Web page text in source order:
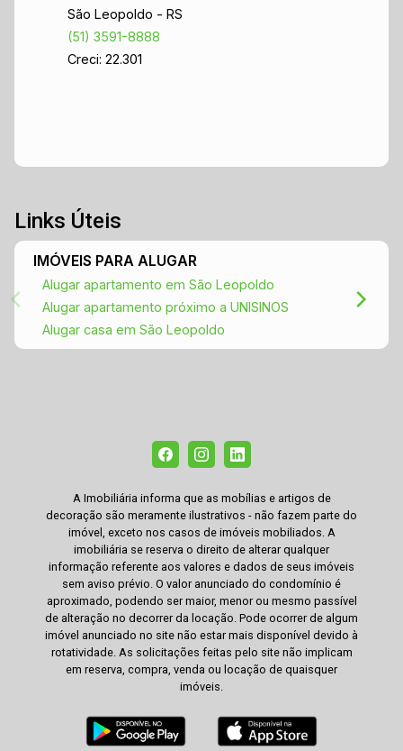
São Leopoldo - RS
(51) 3591-8888
Creci: 22.301
Links Úteis
IMÓVEIS PARA ALUGAR
Alugar apartamento em São Leopoldo
Alugar apartamento próximo a UNISINOS
Alugar casa em São Leopoldo
A Imobiliária informa que as mobílias e artigos de
decoração são meramente ilustrativos - não fazem parte do
imóvel, exceto nos casos de imóveis mobiliados. A
imobiliária se reserva o direito de alterar qualquer
informação referente aos valores e dados de seus imóveis
sem aviso prévio. O valor anunciado do condomínio é
aproximado, podendo ser maior, menor ou mesmo passível
de alteração no decorrer da locação. Pode ocorrer de algum
imóvel anunciado no site não estar mais disponível devido à
rotatividade. As solicitações feitas pelo site não implicam
em reserva, compra, venda ou locação de quaisquer
imóveis.